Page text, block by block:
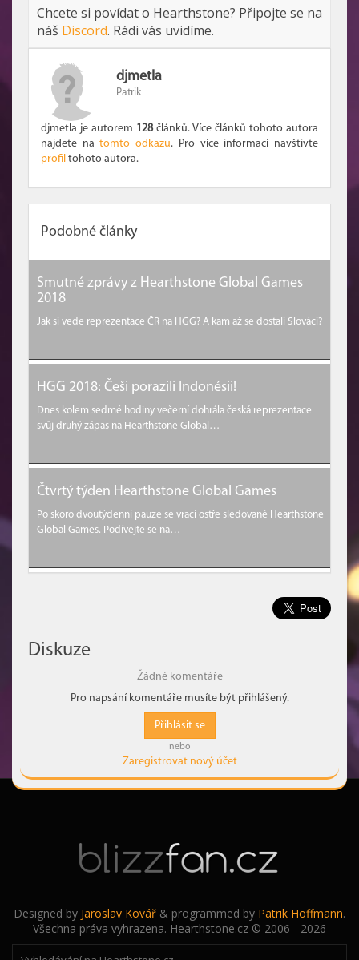
Chcete si povídat o Hearthstone? Připojte se na
náš Discord. Rádi vás uvidíme.
djmetla
Patrik
djmetla je autorem 128článků. Více článků tohoto autora
najdete natomto odkazu. Pro více informací navštivte
profil tohoto autora.
Podobné články
Smutné zprávy z Hearthstone Global Games
2018
Jak si vede reprezentace ČR na HGG? A kam až se dostali Slováci?
HGG 2018: Češi porazili Indonésii!
Dnes kolem sedmé hodiny večerní dohrála česká reprezentace
svůj druhý zápas na Hearthstone Global…
Čtvrtý týden Hearthstone Global Games
Po skoro dvoutýdenní pauze se vrací ostře sledované Hearthstone
Global Games. Podívejte se na…
Diskuze
Žádné komentáře
Pro napsání komentáře musíte být přihlášený.
Přihlásit se
nebo
Zaregistrovat nový účet
Designed by Jaroslav Kovář & programmed by Patrik Hoffmann.
Všechna práva vyhrazena. Hearthstone.cz © 2006 - 2026